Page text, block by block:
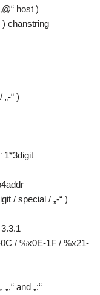
host )
) chanstring
“ )
1*3digit
/ special / „-“ )
/ %x0E-1F / %x21-
and „:“